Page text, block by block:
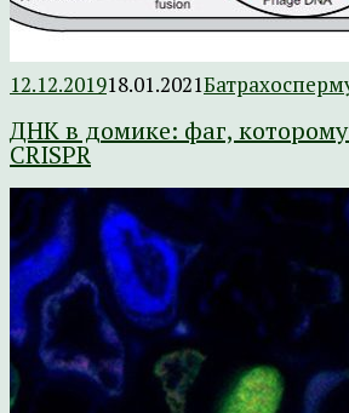
12.12.201918.01.2021
ДНК в домике: фаг,
CRISPR